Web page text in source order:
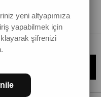
yenilikleri kaçırmayın!
yeni altyapımıza
yapabilmek için
şifrenizi